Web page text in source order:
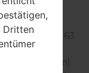
(0.36 Zoll)
millimeter (4.63
(3.63 unzen)
Dritten